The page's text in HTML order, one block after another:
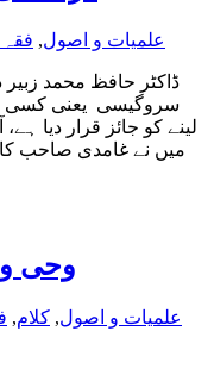
علمیات و اصول, فقہ
ڈاکٹر حافظ محمد
سروگیسی یعنی کسی
لینے کو جائز قرار دیا
میں نے غامدی صاحب کا
وحی و
علمیات و اصول, کلام,